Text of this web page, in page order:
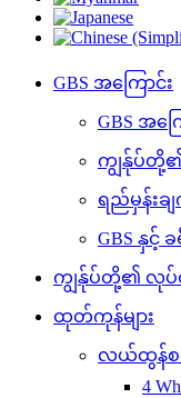
GBS အကြောင်း
GBS အကြ
ကျွန်ုပ်တို့၏
ရည်မှန်းချ
GBS နှင့်
ကျွန်ုပ်တို့၏ လုပ်ငန်
ထုတ်ကုန်များ
လယ်ထွန်စက်
4